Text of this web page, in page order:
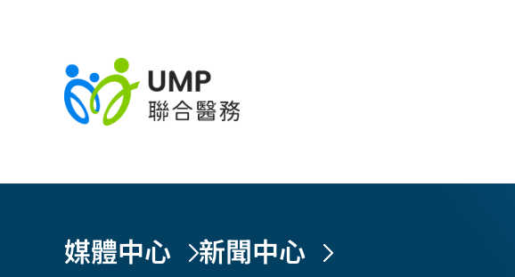
媒體中心 新聞中心